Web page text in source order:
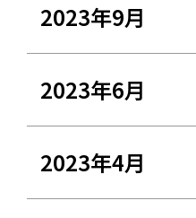
2023年9月
2023年6月
2023年4月